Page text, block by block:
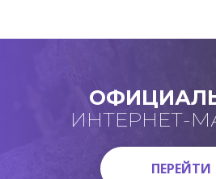
ИНТЕРНЕТ-
ПЕРЕЙТИ
ПЕРЕЙТИ